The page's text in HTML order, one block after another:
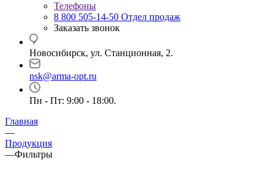
Телефоны
8 800 505-14-50 Отдел продаж
Заказать звонок
Новосибирск, ул. Станционная, 2.
nsk@arma-opt.ru
Пн - Пт: 9:00 - 18:00.
Главная
—
Продукция
—Фильтры